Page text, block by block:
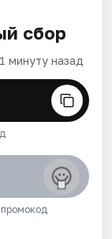
сбор
минуту назад